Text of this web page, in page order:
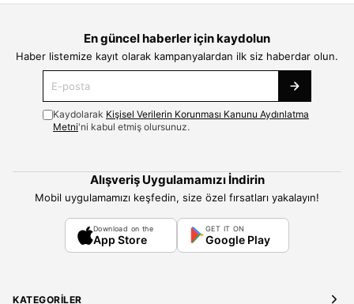
En güncel haberler için kaydolun
Haber listemize kayıt olarak kampanyalardan ilk siz haberdar olun.
Kaydolarak Kişisel Verilerin Korunması Kanunu Aydınlatma
Metni'ni kabul etmiş olursunuz.
Alışveriş Uygulamamızı İndirin
Mobil uygulamamızı keşfedin, size özel fırsatları yakalayın!
Download on the
App Store
GET IT ON
Google Play
KATEGORILER